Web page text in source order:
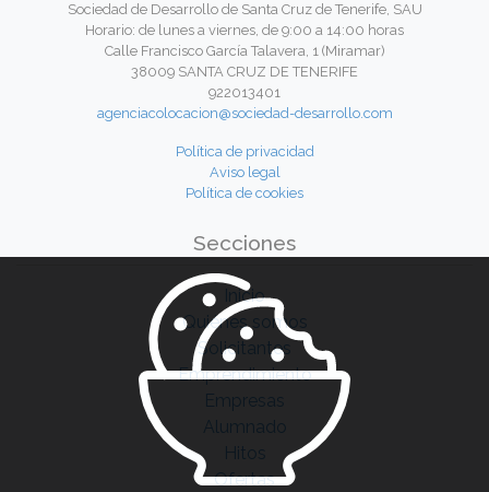
Sociedad de Desarrollo de Santa Cruz de Tenerife, SAU
Horario: de lunes a viernes, de 9:00 a 14:00 horas
Calle Francisco García Talavera, 1 (Miramar)
38009 SANTA CRUZ DE TENERIFE
922013401
agenciacolocacion@sociedad-desarrollo.com
Política de privacidad
Aviso legal
Política de cookies
Secciones
Inicio
Quiénes somos
Solicitantes
Emprendimiento
Empresas
Alumnado
Hitos
Ofertas